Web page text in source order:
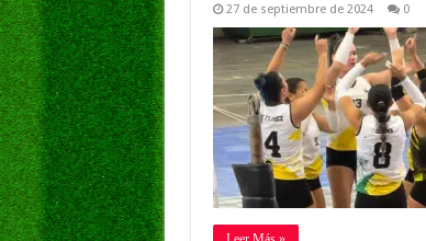
27 de septiembre de 2024 0